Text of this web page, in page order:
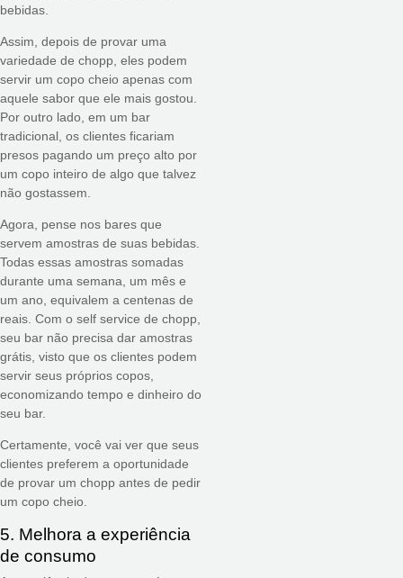
bebidas.
Assim, depois de provar uma
variedade de chopp, eles podem
servir um copo cheio apenas com
aquele sabor que ele mais gostou.
Por outro lado, em um bar
tradicional, os clientes ficariam
presos pagando um preço alto por
um copo inteiro de algo que talvez
não gostassem.
Agora, pense nos bares que
servem amostras de suas bebidas.
Todas essas amostras somadas
durante uma semana, um mês e
um ano, equivalem a centenas de
reais. Com o self service de chopp,
seu bar não precisa dar amostras
grátis, visto que os clientes podem
servir seus próprios copos,
economizando tempo e dinheiro do
seu bar.
Certamente, você vai ver que seus
clientes preferem a oportunidade
de provar um chopp antes de pedir
um copo cheio.
5. Melhora a experiência
de consumo